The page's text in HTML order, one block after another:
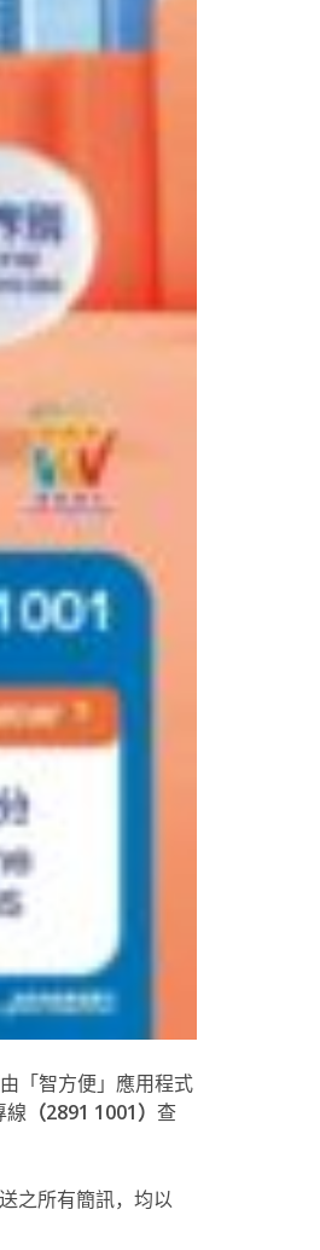
「智方便」應用程式
線 （2891 1001） 查
之所有簡訊，均以